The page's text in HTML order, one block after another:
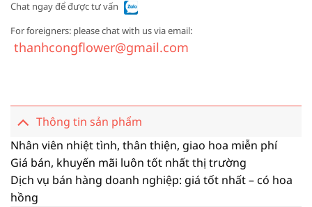
Chat ngay để được tư vấn
For foreigners: please chat with us via email:
thanhcongflower@gmail.com
Thông tin sản phẩm
Nhân viên nhiệt tình, thân thiện, giao hoa miễn phí
Giá bán, khuyến mãi luôn tốt nhất thị trường
Dịch vụ bán hàng doanh nghiệp: giá tốt nhất – có hoa
hồng